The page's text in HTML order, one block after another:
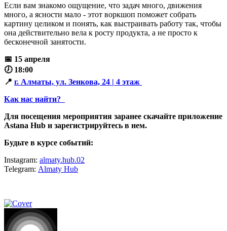
Если вам знакомо ощущение, что задач много, движения
много, а ясности мало - этот воркшоп поможет собрать
картину целиком и понять, как выстраивать работу так, чтобы
она действительно вела к росту продукта, а не просто к
бесконечной занятости.
📅 15 апреля
🕖 18:00
📍 г. Алматы, ул. Зенкова, 24 | 4 этаж
Как нас найти?
Для посещения мероприятия заранее скачайте приложение
Astana Hub и зарегистрируйтесь в нем.
Будьте в курсе событий:
Instagram: almaty.hub.02
Telegram: Almaty Hub